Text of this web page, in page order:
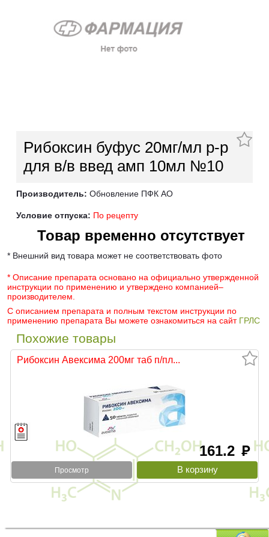
Рибоксин буфус 20мг/мл р-р
для в/в введ амп 10мл №10
Производитель: Обновление ПФК АО
Условие отпуска: По рецепту
Товар временно отсутствует
* Внешний вид товара может не соответствовать фото
* Описание препарата основано на официально утвержденной
инструкции по применению и утверждено компанией–
производителем.
С описанием препарата и полным текстом инструкции по
применению препарата Вы можете ознакомиться на сайт ГРЛС
Похожие товары
Рибоксин Авексима 200мг таб п/пл...
161.2 руб
Просмотр